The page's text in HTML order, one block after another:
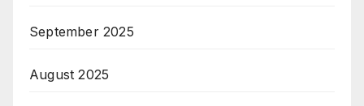
September 2025
August 2025